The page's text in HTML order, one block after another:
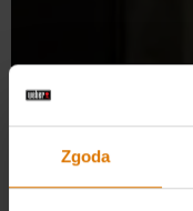
Zgoda